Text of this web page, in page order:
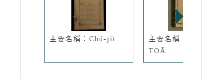
主要名稱：Chú-ji̍t ...
主要名稱：PÓ-LÔ
TOĀ...